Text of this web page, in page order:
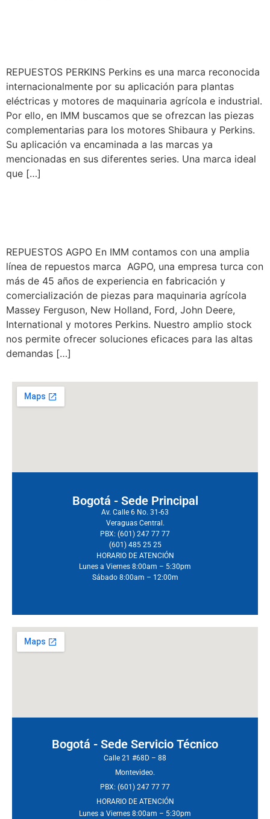
REPUESTOS PERKINS Perkins es una marca reconocida
internacionalmente por su aplicación para plantas
eléctricas y motores de maquinaria agrícola e industrial.
Por ello, en IMM buscamos que se ofrezcan las piezas
complementarias para los motores Shibaura y Perkins.
Su aplicación va encaminada a las marcas ya
mencionadas en sus diferentes series. Una marca ideal
que […]
REPUESTOS AGPO En IMM contamos con una amplia
línea de repuestos marca AGPO, una empresa turca con
más de 45 años de experiencia en fabricación y
comercialización de piezas para maquinaria agrícola
Massey Ferguson, New Holland, Ford, John Deere,
International y motores Perkins. Nuestro amplio stock
nos permite ofrecer soluciones eficaces para las altas
demandas […]
Bogotá - Sede Principal
Av. Calle 6 No. 31-63
Veraguas Central.
PBX: (601) 247 77 77
(601) 485 25 25
HORARIO DE ATENCIÓN
Lunes a Viernes 8:00am – 5:30pm
Sábado 8:00am – 12:00m
Bogotá - Sede Servicio Técnico
Calle 21 #68D – 88
Montevideo.
PBX: (601) 247 77 77
HORARIO DE ATENCIÓN
Lunes a Viernes 8:00am – 5:30pm